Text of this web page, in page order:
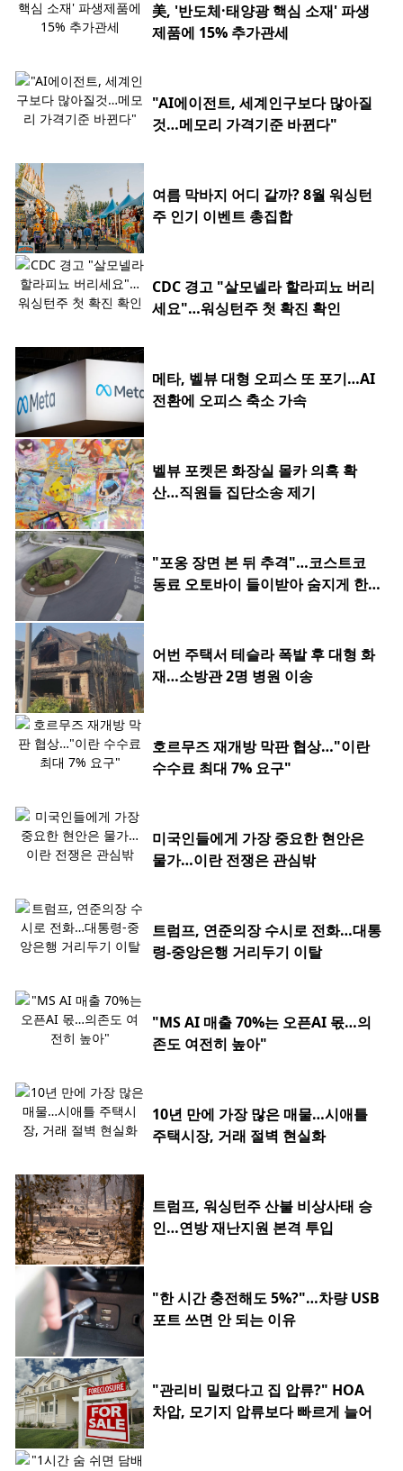
美, '반도체·태양광 핵심 소재' 파생
제품에 15% 추가관세
"AI에이전트, 세계인구보다 많아질
것…메모리 가격기준 바뀐다"
여름 막바지 어디 갈까? 8월 워싱턴
주 인기 이벤트 총집합
CDC 경고 "살모넬라 할라피뇨 버리
세요"…워싱턴주 첫 확진 확인
메타, 벨뷰 대형 오피스 또 포기…AI
전환에 오피스 축소 가속
벨뷰 포켓몬 화장실 몰카 의혹 확
산…직원들 집단소송 제기
"포옹 장면 본 뒤 추격"…코스트코
동료 오토바이 들이받아 숨지게 한 2
어번 주택서 테슬라 폭발 후 대형 화
재…소방관 2명 병원 이송
호르무즈 재개방 막판 협상…"이란
수수료 최대 7% 요구"
미국인들에게 가장 중요한 현안은
물가…이란 전쟁은 관심밖
트럼프, 연준의장 수시로 전화…대통
령-중앙은행 거리두기 이탈
"MS AI 매출 70%는 오픈AI 몫…의
존도 여전히 높아"
10년 만에 가장 많은 매물…시애틀
주택시장, 거래 절벽 현실화
트럼프, 워싱턴주 산불 비상사태 승
인…연방 재난지원 본격 투입
"한 시간 충전해도 5%?"…차량 USB
포트 쓰면 안 되는 이유
"관리비 밀렸다고 집 압류?" HOA
차압, 모기지 압류보다 빠르게 늘어